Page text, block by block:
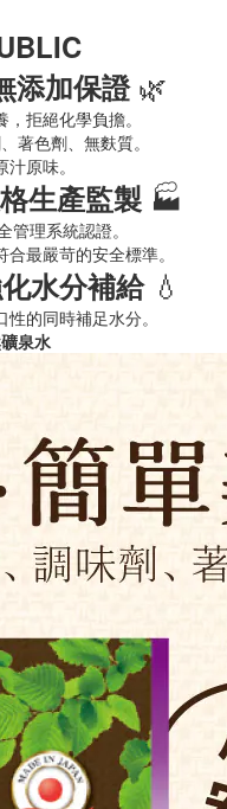
添加保證🌿
拒絕化學負擔。
著色劑、無麩質。
原味。
生產監製 🏭
理系統認證。
最嚴苛的安全標準。
水分補給💧
的同時補足水分。
泉水